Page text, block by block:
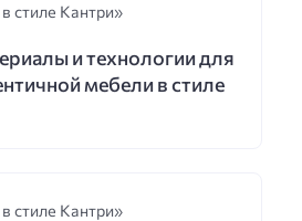
стиле Кантри»
и технологии для
мебели в стиле
стиле Кантри»